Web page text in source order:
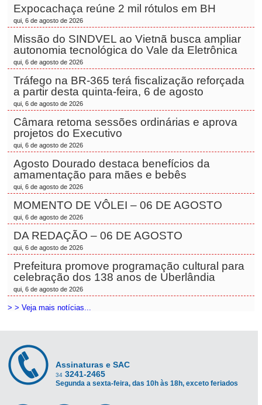
Expocachaça reúne 2 mil rótulos em BH
qui, 6 de agosto de 2026
Missão do SINDVEL ao Vietnã busca ampliar
autonomia tecnológica do Vale da Eletrônica
qui, 6 de agosto de 2026
Tráfego na BR-365 terá fiscalização reforçada
a partir desta quinta-feira, 6 de agosto
qui, 6 de agosto de 2026
Câmara retoma sessões ordinárias e aprova
projetos do Executivo
qui, 6 de agosto de 2026
Agosto Dourado destaca benefícios da
amamentação para mães e bebês
qui, 6 de agosto de 2026
MOMENTO DE VÔLEI – 06 DE AGOSTO
qui, 6 de agosto de 2026
DA REDAÇÃO – 06 DE AGOSTO
qui, 6 de agosto de 2026
Prefeitura promove programação cultural para
celebração dos 138 anos de Uberlândia
qui, 6 de agosto de 2026
> > Veja mais notícias...
Assinaturas e SAC
34 3241-2465
Segunda a sexta-feira, das 10h às 18h, exceto feriados